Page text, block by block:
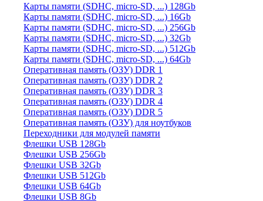
Карты памяти (SDHC, micro-SD, ...) 128Gb
Карты памяти (SDHC, micro-SD, ...) 16Gb
Карты памяти (SDHC, micro-SD, ...) 256Gb
Карты памяти (SDHC, micro-SD, ...) 32Gb
Карты памяти (SDHC, micro-SD, ...) 512Gb
Карты памяти (SDHC, micro-SD, ...) 64Gb
Оперативная память (ОЗУ) DDR 1
Оперативная память (ОЗУ) DDR 2
Оперативная память (ОЗУ) DDR 3
Оперативная память (ОЗУ) DDR 4
Оперативная память (ОЗУ) DDR 5
Оперативная память (ОЗУ) для ноутбуков
Переходники для модулей памяти
Флешки USB 128Gb
Флешки USB 256Gb
Флешки USB 32Gb
Флешки USB 512Gb
Флешки USB 64Gb
Флешки USB 8Gb